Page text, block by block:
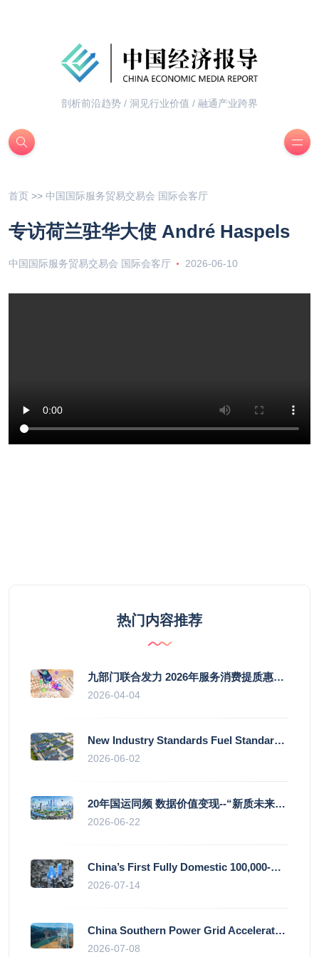
剖析前沿趋势 / 洞见行业价值 / 融通产业跨界
首页 >> 中国国际服务贸易交易会 国际会客厅
专访荷兰驻华大使 André Haspels
中国国际服务贸易交易会 国际会客厅 2026-06-10
热门内容推荐
九部门联合发力 2026年服务消费提质惠民行动启幕
2026-04-04
New Industry Standards Fuel Standardised and Scaled Growth of China’s Embodied Intelligence Sector
2026-06-02
20年国运同频 数据价值变现--“新质未来”平台开启产业通证新时代
2026-06-22
China’s First Fully Domestic 100,000-Card AI Supercluster Launched in Zhengzhou, Integrated Into National Supercomputing Internet
2026-07-14
China Southern Power Grid Accelerates Grid Works to Secure Summer Power Supply Across Southern Provinces
2026-07-08